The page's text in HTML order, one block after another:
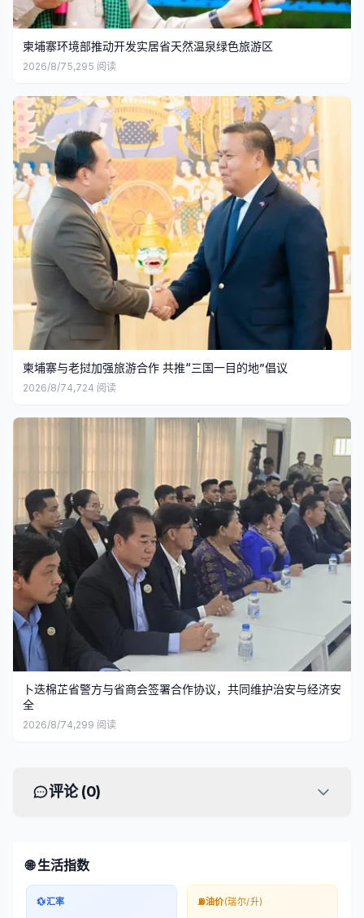
柬埔寨环境部推动开发实居省天然温泉绿色旅游区
2026/8/75,295 阅读
柬埔寨与老挝加强旅游合作 共推“三国一目的地”倡议
2026/8/74,724 阅读
卜迭棉芷省警方与省商会签署合作协议，共同维护治安与经济安
全
2026/8/74,299 阅读
评论 (0)
🌐 生活指数
💱汇率 ⛽油价(瑞尔/升)